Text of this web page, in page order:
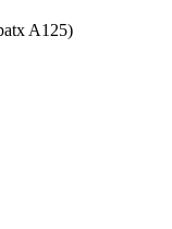
A125)